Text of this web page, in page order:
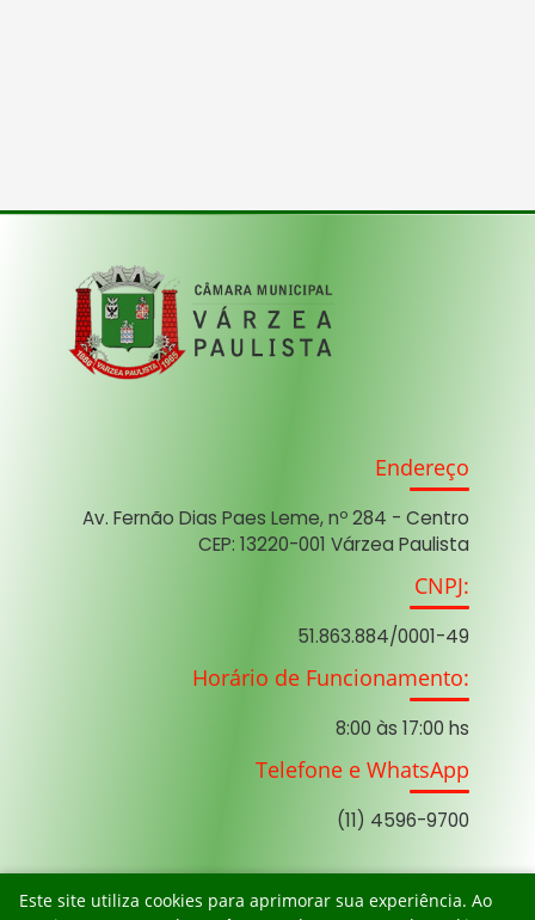
Endereço
Av. Fernão Dias Paes Leme, nº 284 - Centro
CEP: 13220-001 Várzea Paulista
CNPJ:
51.863.884/0001-49
Horário de Funcionamento:
8:00 às 17:00 hs
Telefone e WhatsApp
(11) 4596-9700
Versão • 10/05/2026 21:33
Este site utiliza cookies para aprimorar sua experiência. Ao